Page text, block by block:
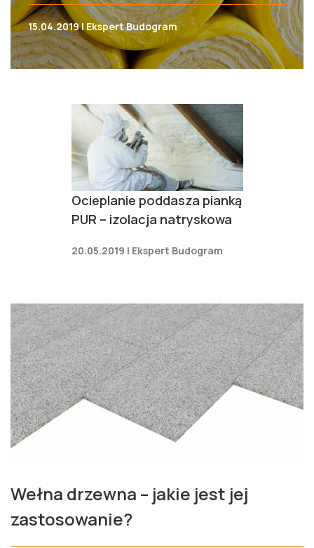
15.04.2019 | Ekspert Budogram
Ocieplanie poddasza pianką
PUR – izolacja natryskowa
20.05.2019 | Ekspert Budogram
Wełna drzewna – jakie jest jej
zastosowanie?